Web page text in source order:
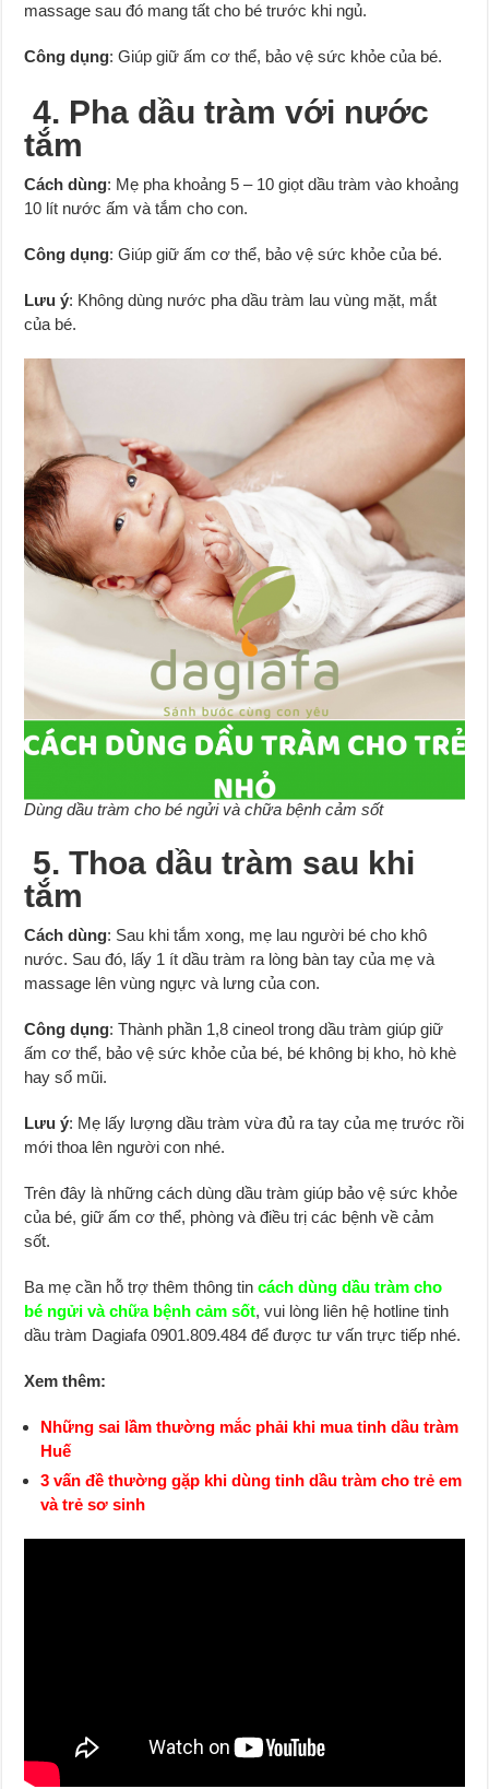
massage sau đó mang tất cho bé trước khi ngủ.
Công dụng: Giúp giữ ấm cơ thể, bảo vệ sức khỏe của bé.
4. Pha dầu tràm với nước
tắm
Cách dùng: Mẹ pha khoảng 5 – 10 giọt dầu tràm vào khoảng
10 lít nước ấm và tắm cho con.
Công dụng: Giúp giữ ấm cơ thể, bảo vệ sức khỏe của bé.
Lưu ý: Không dùng nước pha dầu tràm lau vùng mặt, mắt
của bé.
Dùng dầu tràm cho bé ngửi và chữa bệnh cảm sốt
5. Thoa dầu tràm sau khi
tắm
Cách dùng: Sau khi tắm xong, mẹ lau người bé cho khô
nước. Sau đó, lấy 1 ít dầu tràm ra lòng bàn tay của mẹ và
massage lên vùng ngực và lưng của con.
Công dụng: Thành phần 1,8 cineol trong dầu tràm giúp giữ
ấm cơ thể, bảo vệ sức khỏe của bé, bé không bị kho, hò khè
hay sổ mũi.
Lưu ý: Mẹ lấy lượng dầu tràm vừa đủ ra tay của mẹ trước rồi
mới thoa lên người con nhé.
Trên đây là những cách dùng dầu tràm giúp bảo vệ sức khỏe
của bé, giữ ấm cơ thể, phòng và điều trị các bệnh về cảm
sốt.
Ba mẹ cần hỗ trợ thêm thông tincách dùng dầu tràm cho
bé ngửi và chữa bệnh cảm sốt, vui lòng liên hệ hotline tinh
dầu tràm Dagiafa 0901.809.484 để được tư vấn trực tiếp nhé.
Xem thêm:
Những sai lầm thường mắc phải khi mua tinh dầu tràm
Huế
3 vấn đề thường gặp khi dùng tinh dầu tràm cho trẻ em
và trẻ sơ sinh